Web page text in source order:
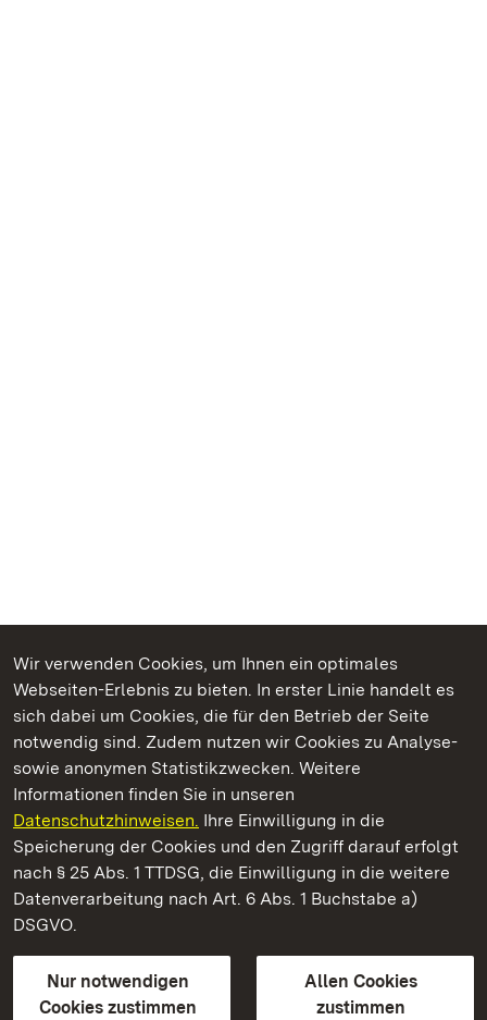
Wir verwenden Cookies, um Ihnen ein optimales
Webseiten-Erlebnis zu bieten. In erster Linie handelt es
sich dabei um Cookies, die für den Betrieb der Seite
notwendig sind. Zudem nutzen wir Cookies zu Analyse-
sowie anonymen Statistikzwecken. Weitere
Informationen finden Sie in unseren
Datenschutzhinweisen. Ihre Einwilligung in die
Speicherung der Cookies und den Zugriff darauf erfolgt
nach § 25 Abs. 1 TTDSG, die Einwilligung in die weitere
Datenverarbeitung nach Art. 6 Abs. 1 Buchstabe a)
DSGVO.
Nur notwendigen
Cookies zustimmen
Allen Cookies
zustimmen
Kommen. Staunen. Genießen.
Staatliche Schlösser und Gärten Baden‑Württemberg
Staatliche Schlösser und Gärten Baden-Württemberg
Kontakt
GebärdenspracheLeichte Sprache
Erklärung zur Barrierefreiheit
BITV-konform (geprüfte Seiten)